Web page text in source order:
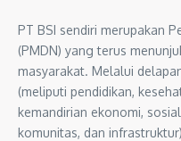
PT BSI sendiri merupakan
(PMDN) yang terus
masyarakat. Melalui
(meliputi pendidikan,
kemandirian ekonomi,
komunitas, dan